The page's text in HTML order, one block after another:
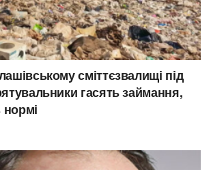
сміттєзвалищі під
гасять займання,
нормі